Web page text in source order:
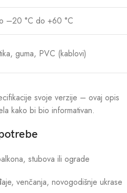
–20 °C do +60 °C
guma, PVC (kablovi)
svoje verzije – ovaj opis
kako bi bio informativan.
stubova ili ograde
venčanja, novogodišnje ukrase